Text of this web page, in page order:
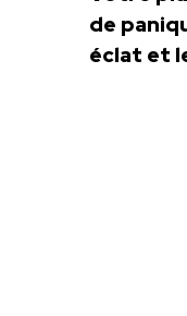
de
éclat et